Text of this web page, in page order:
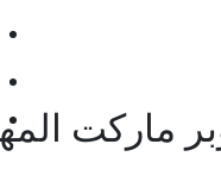
ماركت